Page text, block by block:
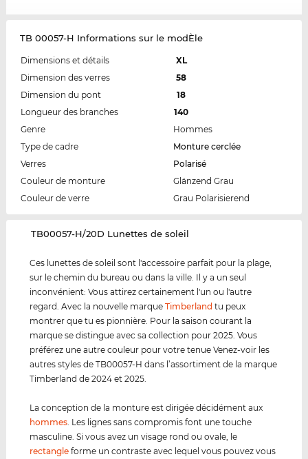
TB 00057-H Informations sur le modÈle
Dimensions et détails
XL
Dimension des verres
58
Dimension du pont
18
Longueur des branches
140
Genre
Hommes
Type de cadre
Monture cerclée
Verres
Polarisé
Couleur de monture
Glänzend Grau
Couleur de verre
Grau Polarisierend
‌TB00057-H/20D Lunettes de soleil
Ces lunettes de soleil sont l'accessoire parfait pour la plage,
sur le chemin du bureau ou dans la ville. Il y a un seul
inconvénient: Vous attirez certainement l'un ou l'autre
regard. Avec la nouvelle marqueTimberland tu peux
montrer que tu es pionnière. Pour la saison courant la
marque se distingue avec sa collection pour 2025. Vous
préférez une autre couleur pour votre tenue Venez-voir les
autres styles de TB00057-H dans l’assortiment de la marque
Timberland de 2024 et 2025.
La conception de la monture est dirigée décidément aux
hommes . Les lignes sans compromis font une touche
masculine. Si vous avez un visage rond ou ovale, le
rectangle forme un contraste avec lequel vous pouvez vous